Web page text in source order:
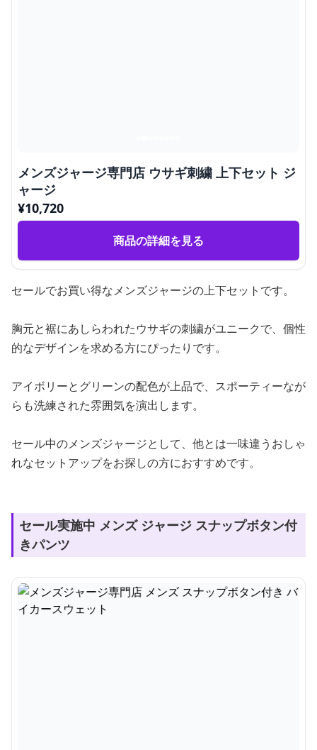
メンズジャージ専門店 ウサギ刺繍 上下セット ジ
ャージ
¥10,720
商品の詳細を見る
セールでお買い得なメンズジャージの上下セットです。
胸元と裾にあしらわれたウサギの刺繍がユニークで、個性
的なデザインを求める方にぴったりです。
アイボリーとグリーンの配色が上品で、スポーティーなが
らも洗練された雰囲気を演出します。
セール中のメンズジャージとして、他とは一味違うおしゃ
れなセットアップをお探しの方におすすめです。
セール実施中 メンズ ジャージ スナップボタン付
きパンツ